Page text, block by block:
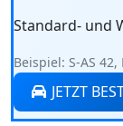
Standard- und
Beispiel: S-AS 42,
JETZT